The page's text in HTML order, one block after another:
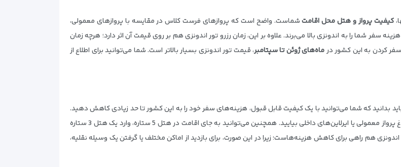
کیفیت پرواز و هتل محل اقامتشماست. واضح است که پروازهای فرست کلاس در مقایسه با پروازهای معمولی،
هم بسیار گران هستند و هزینه سفر شما را به اندونزی بالا می‌برند. علاوه بر این، زمان رزرو تور اندونزی هم بر روی قیمت آن اثر دارد؛ هرچه زمان
کردن به این کشور درماه‌های ژوئن تا سپتامبر، قیمت تور اندونزی بسیار بالاتر است. شما می‌توانید برای اطلاع از
باید بدانید که شما می‌توانید با یک کیفیت قابل قبول، هزینه‌های سفر خود را به این کشور تا حد زیادی کاهش دهید.
برای مثال به جای رزرو کردن پرواز فرست کلاس یا ایرلاین‌های خارجی، به سراغ پرواز معمولی یا ایرلاین‌های داخلی بیایید. همچنین می‌توانید به جای اقامت در هتل 5 ستاره، وارد یک هتل 3 ستاره
اندونزی هم راهی برای کاهش هزینه‌هاست؛ زیرا در این صورت، برای بازدید از اماکن مختلف یا گرفتن یک وسیله نقلیه،